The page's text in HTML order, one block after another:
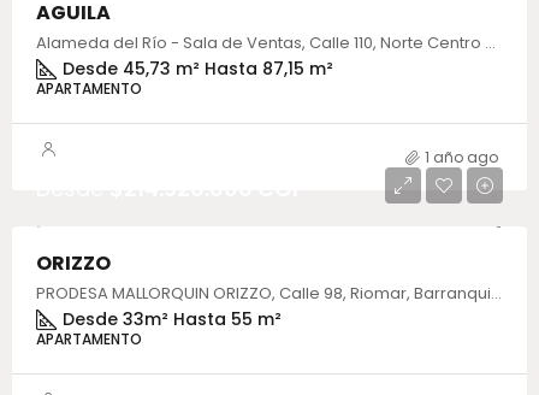
AGUILA
Alameda del Río - Sala de Ventas, Calle 110, Norte Centro Historico, Barranquilla, Atlántico, Colombia
Desde 45,73 m² Hasta 87,15 m²
APARTAMENTO
1 año ago
ORIZZO
PRODESA MALLORQUIN ORIZZO, Calle 98, Riomar, Barranquilla, Atlántico, Colombia
Desde 33m² Hasta 55 m²
APARTAMENTO